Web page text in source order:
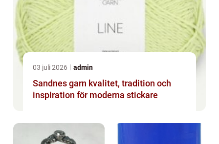
03 juli 2026 admin
Sandnes garn kvalitet, tradition och
inspiration för moderna stickare